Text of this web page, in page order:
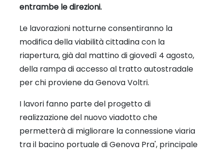
entrambe le direzioni.
Le lavorazioni notturne consentiranno la
modifica della viabilità cittadina con la
riapertura, già dal mattino di giovedì 4 agosto,
della rampa di accesso al tratto autostradale
per chi proviene da Genova Voltri.
I lavori fanno parte del progetto di
realizzazione del nuovo viadotto che
permetterà di migliorare la connessione viaria
tra il bacino portuale di Genova Pra', principale